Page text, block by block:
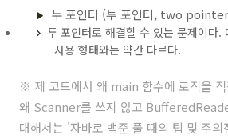
두 포인터 (투 포인터, two
투 포인터로 해결할 수 있는 문제이다.
사용 형태와는 약간 다르다.
※ 제 코드에서 왜 main 함수에 로직을
왜 Scanner를 쓰지 않고
대해서는 '자바로 백준 풀 때의 팁 및 주의